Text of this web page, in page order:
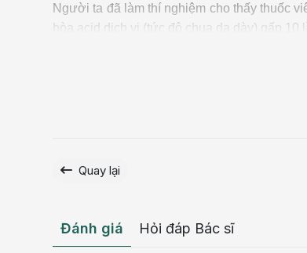
Người ta đã làm thí nghiệm cho thấy thuốc
hòa acid dịch vị (tức độ chua dạ dày) gấp
Viên sủi giúp giảm sự kích ứng gây hại
pha loãng với nhiều nước trước khi uống
Quay lại
Đánh giá Hỏi đáp Bác sĩ